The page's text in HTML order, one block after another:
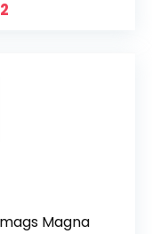
Magna